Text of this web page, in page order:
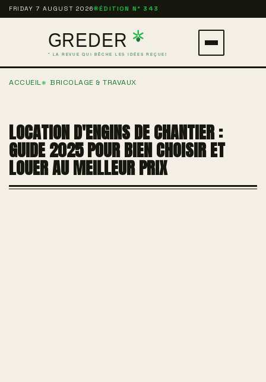
Aller
FRIDAY 7 AUGUST 2026❋ÉDITION N° 343
le
ACCUEIL BRICOLAGE & TRAVAUX
LOCATION D'ENGINS DE CHANTIER :
GUIDE 2025 POUR BIEN CHOISIR ET
LOUER AU MEILLEUR PRIX